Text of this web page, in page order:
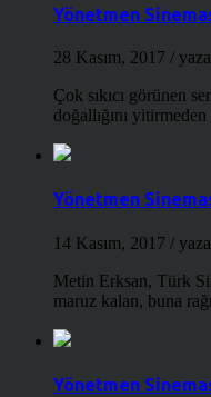
Yönetmen
28 Kasım, 2017 /
Çok sıkıcı görünen
doğallığını
Yönetmen
14 Kasım, 2017 /
Metin Erksan, Türk
maruz kalan, buna
Yönetmen